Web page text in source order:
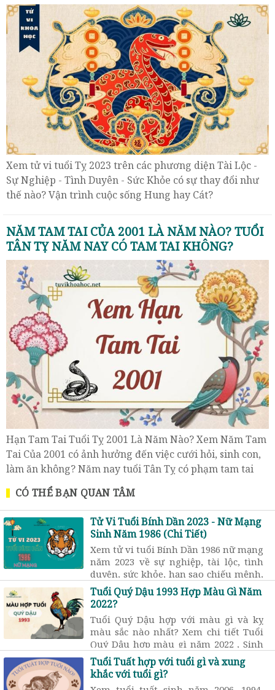
Xem tử vi tuổi Tỵ 2023 trên các phương diện Tài Lộc -
Sự Nghiệp - Tình Duyên - Sức Khỏe có sự thay đổi như
thế nào? Vận trình cuộc sống Hung hay Cát?
NĂM TAM TAI CỦA 2001 LÀ NĂM NÀO? TUỔI
TÂN TỴ NĂM NAY CÓ TAM TAI KHÔNG?
Hạn Tam Tai Tuổi Tỵ 2001 Là Năm Nào? Xem Năm Tam
Tai Của 2001 có ảnh hưởng đến việc cưới hỏi, sinh con,
làm ăn không? Năm nay tuổi Tân Tỵ có phạm tam tai
không?
CÓ THỂ BẠN QUAN TÂM
Tử Vi Tuổi Bính Dần 2023 - Nữ Mạng
Sinh Năm 1986 (Chi Tiết)
Xem tử vi tuổi Bính Dần 1986 nữ mạng
năm 2023 về sự nghiệp, tài lộc, tình
duyên, sức khỏe, hạn sao chiếu mệnh,
có phạm Thái Tuế, Tam Tai, Kim Lâu,
…
Tuổi Quý Dậu 1993 Hợp Màu Gì Năm
2022?
Tuổi Quý Dậu hợp với màu gì và kỵ
màu sắc nào nhất? Xem chi tiết Tuổi
Quý Dậu hợp màu gì năm 2022 , Sinh
năm 1993 sơn nhà màu gì, hay Tuổi
Quý Dậu mua xe màu gì… cùng
chuyên gia Phong Thủy
Tuổi Tuất hợp với tuổi gì và xung
khắc với tuổi gì?